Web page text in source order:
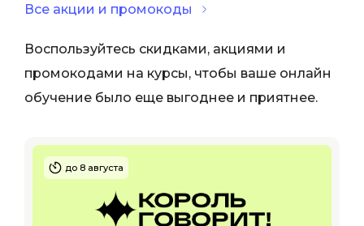
Все акции и промокоды
Воспользуйтесь скидками, акциями и
промокодами на курсы, чтобы ваше онлайн
обучение было еще выгоднее и приятнее.
до 8 августа